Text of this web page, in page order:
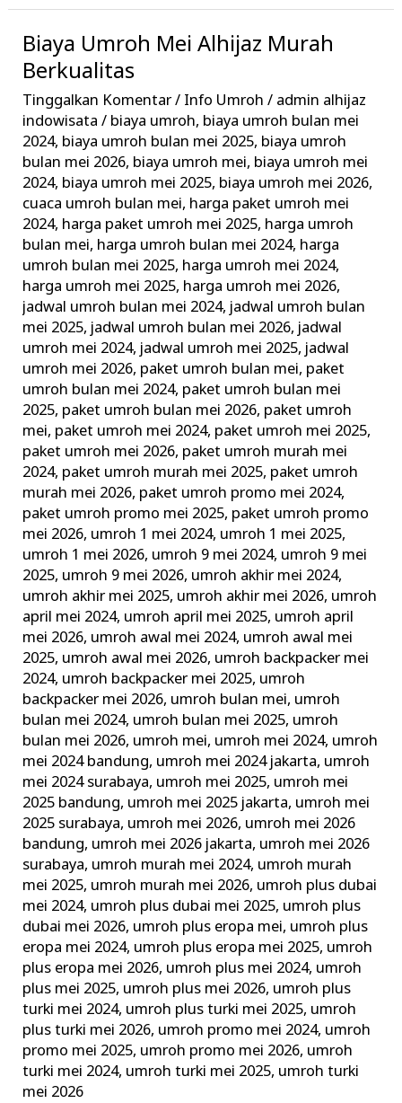
Biaya Umroh Mei Alhijaz Murah
Berkualitas
Tinggalkan Komentar/ Info Umroh / admin alhijaz
indowisata/ biaya umroh, biaya umroh bulan mei
2024, biaya umroh bulan mei 2025, biaya umroh
bulan mei 2026, biaya umroh mei, biaya umroh mei
2024, biaya umroh mei 2025, biaya umroh mei 2026,
cuaca umroh bulan mei, harga paket umroh mei
2024, harga paket umroh mei 2025, harga umroh
bulan mei, harga umroh bulan mei 2024, harga
umroh bulan mei 2025, harga umroh mei 2024,
harga umroh mei 2025, harga umroh mei 2026,
jadwal umroh bulan mei 2024, jadwal umroh bulan
mei 2025, jadwal umroh bulan mei 2026, jadwal
umroh mei 2024, jadwal umroh mei 2025, jadwal
umroh mei 2026, paket umroh bulan mei, paket
umroh bulan mei 2024, paket umroh bulan mei
2025, paket umroh bulan mei 2026, paket umroh
mei, paket umroh mei 2024, paket umroh mei 2025,
paket umroh mei 2026, paket umroh murah mei
2024, paket umroh murah mei 2025, paket umroh
murah mei 2026, paket umroh promo mei 2024,
paket umroh promo mei 2025, paket umroh promo
mei 2026, umroh 1 mei 2024, umroh 1 mei 2025,
umroh 1 mei 2026, umroh 9 mei 2024, umroh 9 mei
2025, umroh 9 mei 2026, umroh akhir mei 2024,
umroh akhir mei 2025, umroh akhir mei 2026, umroh
april mei 2024, umroh april mei 2025, umroh april
mei 2026, umroh awal mei 2024, umroh awal mei
2025, umroh awal mei 2026, umroh backpacker mei
2024, umroh backpacker mei 2025, umroh
backpacker mei 2026, umroh bulan mei, umroh
bulan mei 2024, umroh bulan mei 2025, umroh
bulan mei 2026, umroh mei, umroh mei 2024, umroh
mei 2024 bandung, umroh mei 2024 jakarta, umroh
mei 2024 surabaya, umroh mei 2025, umroh mei
2025 bandung, umroh mei 2025 jakarta, umroh mei
2025 surabaya, umroh mei 2026, umroh mei 2026
bandung, umroh mei 2026 jakarta, umroh mei 2026
surabaya, umroh murah mei 2024, umroh murah
mei 2025, umroh murah mei 2026, umroh plus dubai
mei 2024, umroh plus dubai mei 2025, umroh plus
dubai mei 2026, umroh plus eropa mei, umroh plus
eropa mei 2024, umroh plus eropa mei 2025, umroh
plus eropa mei 2026, umroh plus mei 2024, umroh
plus mei 2025, umroh plus mei 2026, umroh plus
turki mei 2024, umroh plus turki mei 2025, umroh
plus turki mei 2026, umroh promo mei 2024, umroh
promo mei 2025, umroh promo mei 2026, umroh
turki mei 2024, umroh turki mei 2025, umroh turki
mei 2026
Biaya
Umroh
Mei
Alhijaz
Murah
Berkualitas